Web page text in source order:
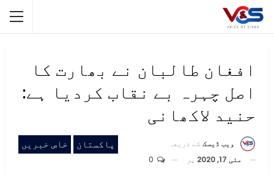
افغان طالبان نے بھارت کا
اصل چہرہ بے نقاب کردیا ہے:
حنید لاکھانی
پاکستان خاص خبریں ویب ڈیسک کے ذریعہ
مئی 17, 2020
پر